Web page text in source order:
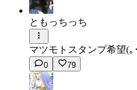
ともっちっち
マツモトスタンプ希望(｡
0 79